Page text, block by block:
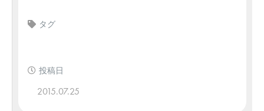
タグ
投稿日
2015.07.25